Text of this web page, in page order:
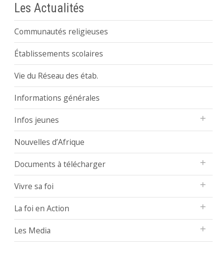
Les Actualités
Communautés religieuses
Établissements scolaires
Vie du Réseau des étab.
Informations générales
Infos jeunes
Nouvelles d’Afrique
Documents à télécharger
Vivre sa foi
La foi en Action
Les Media